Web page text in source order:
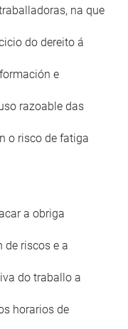
na que
do dereito á
e
razoable das
o risco de fatiga
a obriga
de riscos e a
do traballo a
horarios de